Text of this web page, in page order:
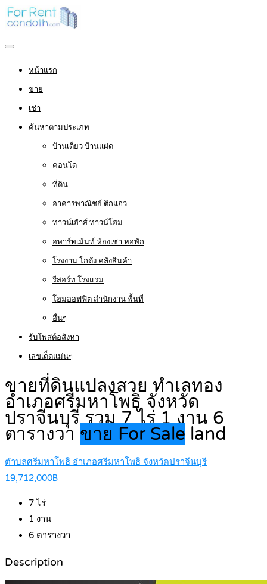
หน้าแรก
ขาย
เช่า
ค้นหาตามประเภท
บ้านเดี่ยว บ้านแฝด
คอนโด
ที่ดิน
อาคารพาณิชย์ ตึกแถว
ทาวน์เฮ้าส์ ทาวน์โฮม
อพาร์ทเม้นท์ ห้องเช่า หอพัก
โรงงาน โกดัง คลังสินค้า
รีสอร์ท โรงแรม
โฮมออฟฟิต สำนักงาน พื้นที่
อื่นๆ
รับโพสต์อสังหา
เลขเด็ดแม่นๆ
ขายที่ดินแปลงสวย ทำเลทอง
อำเภอศรีมหาโพธิ จังหวัด
ปราจีนบุรี รวม 7 ไร่ 1 งาน 6
ตารางวา ขาย For Sale land
ตำบลศรีมหาโพธิ อำเภอศรีมหาโพธิ จังหวัดปราจีนบุรี
19,712,000฿
7ไร่
1 งาน
6 ตารางวา
Description